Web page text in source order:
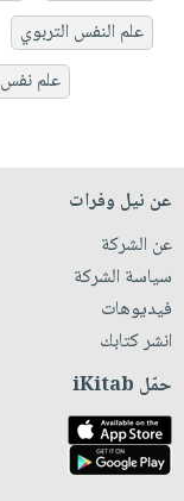
علم النفس التربوي
علم نفس
عن نيل وفرات
عن الشركة
سياسة الشركة
فيديوهات
انشر كتابك
حمّل iKitab